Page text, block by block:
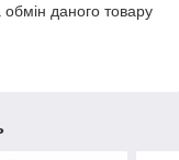
даного товару